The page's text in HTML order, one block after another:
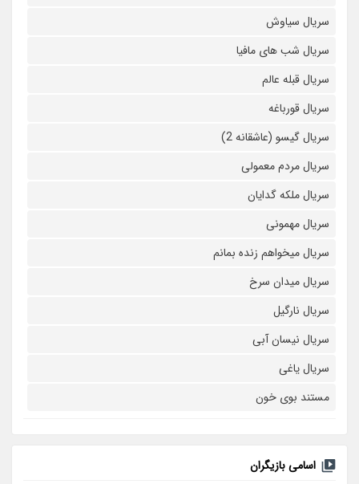
سریال سیاوش
سریال شب های مافیا
سریال قبله عالم
سریال قورباغه
سریال گیسو (عاشقانه 2)
سریال مردم معمولی
سریال ملکه گدایان
سریال مهمونی
سریال میخواهم زنده بمانم
سریال میدان سرخ
سریال نارگیل
سریال نیسان آبی
سریال یاغی
مستند بوی خون
اسامی بازیگران